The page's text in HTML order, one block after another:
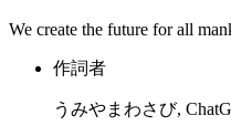
We create the future for all
作詞者
うみやまわさび,